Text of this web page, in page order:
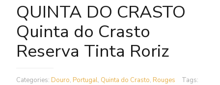
QUINTA DO CRASTO
Quinta do Crasto
Reserva Tinta Roriz
Categories: Douro, Portugal, Quinta do Crasto, Rouges Tags: